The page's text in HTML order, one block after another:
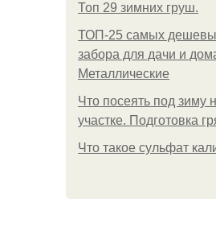
Топ 29 зимних груш.
ТОП-25 самых
забора для дачи и
Металлические
Что посеять под зиму
участке. Подготовка
Что такое сульфат